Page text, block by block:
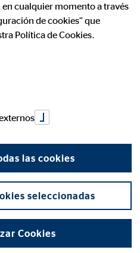
España S.A.
cualquier momento a través
de cookies” que
Política de Cookies.
las cookies
seleccionadas
Cookies